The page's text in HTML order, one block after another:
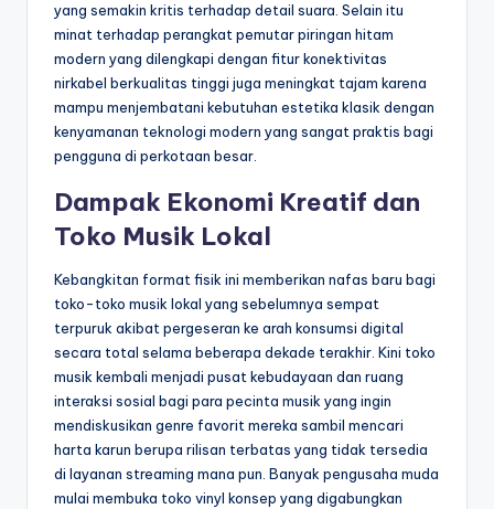
yang semakin kritis terhadap detail suara. Selain itu
minat terhadap perangkat pemutar piringan hitam
modern yang dilengkapi dengan fitur konektivitas
nirkabel berkualitas tinggi juga meningkat tajam karena
mampu menjembatani kebutuhan estetika klasik dengan
kenyamanan teknologi modern yang sangat praktis bagi
pengguna di perkotaan besar.
Dampak Ekonomi Kreatif dan
Toko Musik Lokal
Kebangkitan format fisik ini memberikan nafas baru bagi
toko-toko musik lokal yang sebelumnya sempat
terpuruk akibat pergeseran ke arah konsumsi digital
secara total selama beberapa dekade terakhir. Kini toko
musik kembali menjadi pusat kebudayaan dan ruang
interaksi sosial bagi para pecinta musik yang ingin
mendiskusikan genre favorit mereka sambil mencari
harta karun berupa rilisan terbatas yang tidak tersedia
di layanan streaming mana pun. Banyak pengusaha muda
mulai membuka toko vinyl konsep yang digabungkan